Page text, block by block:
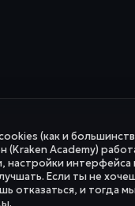
(как и
(Kraken Academy)
настройки интерфейса
Если ты не
отказаться, и тогда